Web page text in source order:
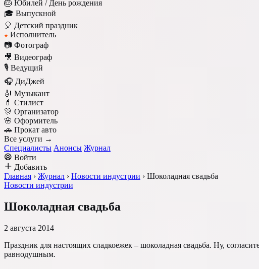
🎂 Юбилей / День рождения
🎓 Выпускной
🎈 Детский праздник
★ Исполнитель
📷 Фотограф
🎥 Видеограф
🎙️ Ведущий
🎧 ДиДжей
🎻 Музыкант
💄 Стилист
🎊 Организатор
🌸 Оформитель
🚗 Прокат авто
Все услуги →
Специалисты Анонсы Журнал
Войти
Добавить
Главная › Журнал › Новости индустрии › Шоколадная свадьба
Новости индустрии
Шоколадная свадьба
2 августа 2014
Праздник для настоящих сладкоежек – шоколадная свадьба. Ну,
равнодушным.